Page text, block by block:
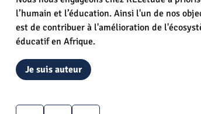
l’humain et l’éducation. Ainsi l'un de nos
est de contribuer à l'amélioration de
éducatif en Afrique.
Je suis auteur